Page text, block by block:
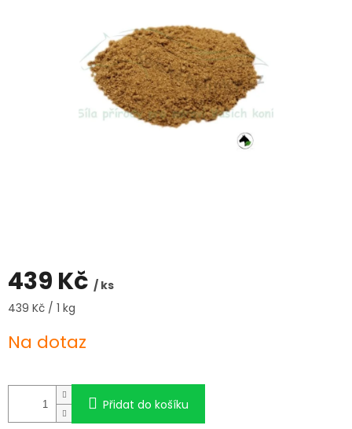
439 Kč / ks
Měrná
439 Kč / 1 kg
Na dotaz
Přidat do košíku